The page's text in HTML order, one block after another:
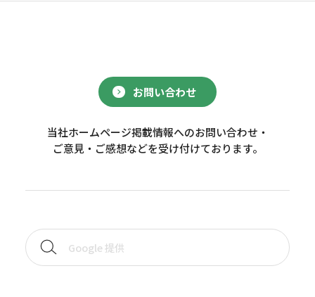
お問い合わせ
当社ホームページ掲載情報へのお問い合わせ・
ご意見・ご感想などを受け付けております。